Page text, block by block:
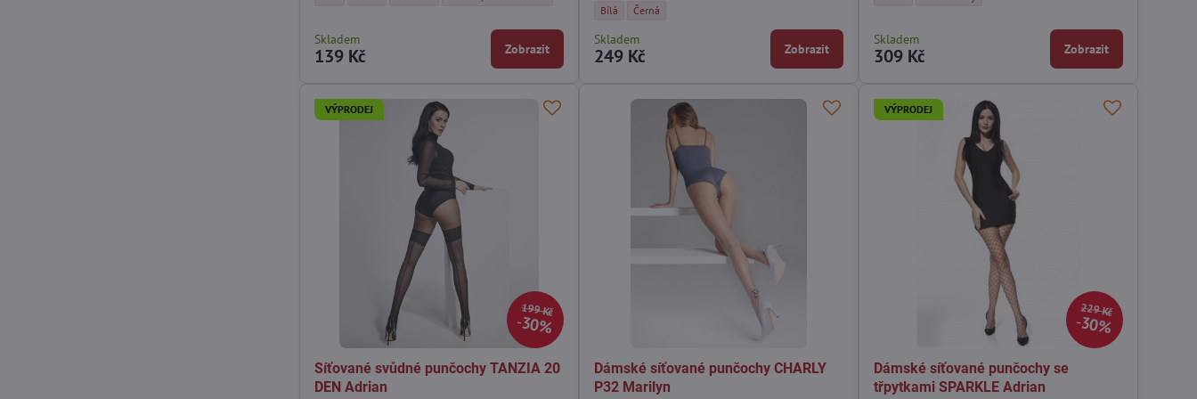
Skladem
139 Kč Zobrazit
Síťované žakárové punčochy CHARLY Z11 Marilyn - Barva:
Bílá Síťované žakárové punčochy CHARLY Z11 Marilyn - Barva:
Černá
Skladem
249 Kč Zobrazit
Skladem
309 Kč Zobrazit
199 Kč
30%
VÝPRODEJ
Síťované svůdné punčochy TANZIA 20
DEN Adrian
Dámské síťované punčochy CHARLY
P32 Marilyn
229 Kč
30%
VÝPRODEJ
Dámské síťované punčochy se
třpytkami SPARKLE Adrian